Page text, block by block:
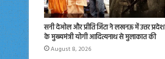
सनी देओल और प्रीति जिंटा ने लखनऊ में उत्तर प्रदेश
के मुख्यमंत्री योगी आदित्यनाथ से मुलाकात की
August 8, 2026